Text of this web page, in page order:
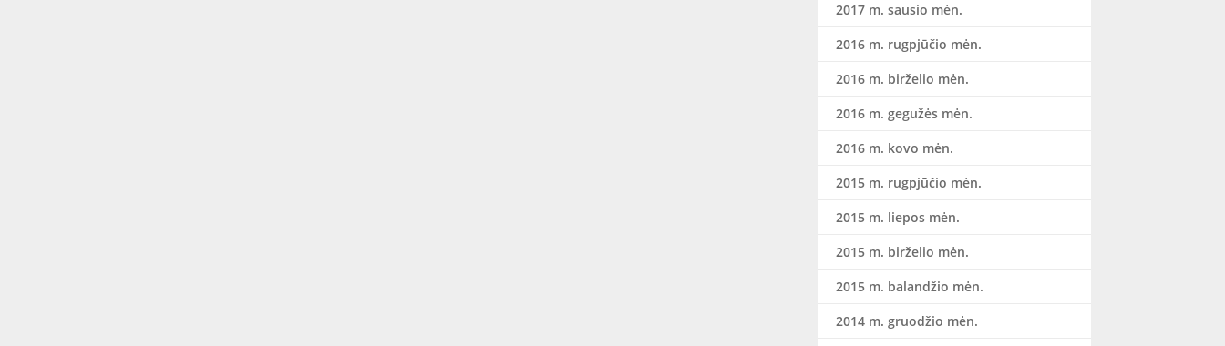
2017 m. sausio mėn.
2016 m. rugpjūčio mėn.
2016 m. birželio mėn.
2016 m. gegužės mėn.
2016 m. kovo mėn.
2015 m. rugpjūčio mėn.
2015 m. liepos mėn.
2015 m. birželio mėn.
2015 m. balandžio mėn.
2014 m. gruodžio mėn.